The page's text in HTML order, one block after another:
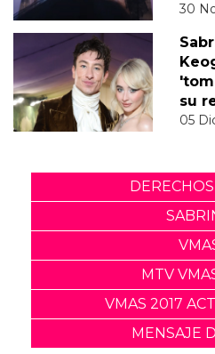
30
su
05
MTV
VMAS 2017
MENSAJE